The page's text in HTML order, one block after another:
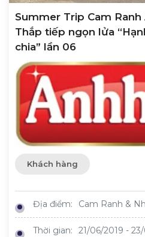
Summer Trip Cam
Thắp tiếp ngọn lửa
chia” lần 06
Khách hàng
Địa điểm: Cam Ranh &
Thời gian: 21/06/2019 -